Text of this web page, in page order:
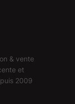
& vente
et
2009